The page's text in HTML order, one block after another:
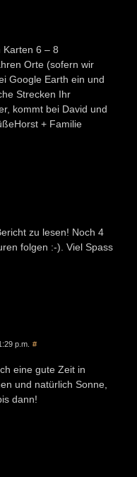
Karten 6 – 8
Orte (sofern wir
Google Earth ein und
Strecken Ihr
kommt bei David und
+ Familie
zu lesen! Noch 4
folgen :-). Viel Spass
p.m. #
eine gute Zeit in
und natürlich Sonne,
dann!